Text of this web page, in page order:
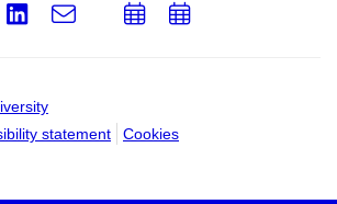
statement Cookies
LinkedIn
e-
AddAdd